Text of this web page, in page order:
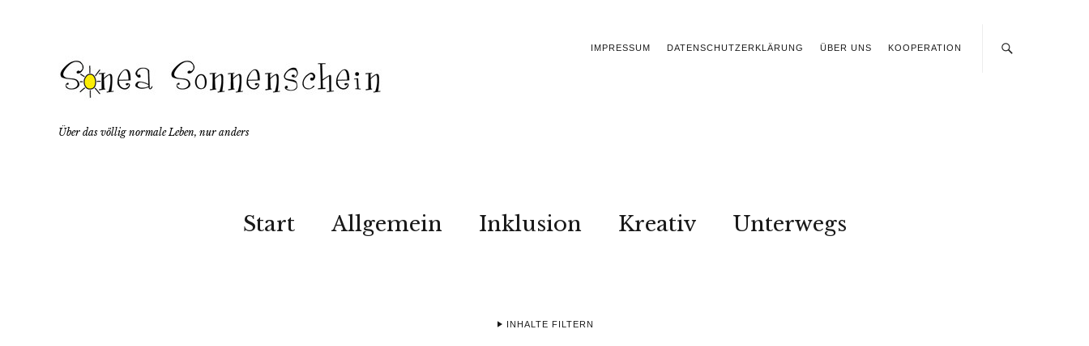
IMPRESSUM DATENSCHUTZERKLÄRUNG ÜBER UNS KOOPERATION
Über das völlig normale Leben, nur anders
Start Allgemein Inklusion Kreativ Unterwegs
INHALTE FILTERN